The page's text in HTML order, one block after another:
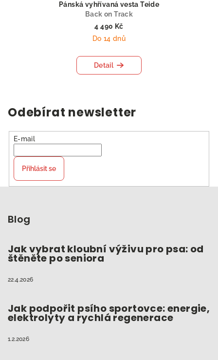
Pánská vyhřívaná vesta Teide
Back on Track
4 490 Kč
Do 14 dnů
Detail
Odebírat newsletter
E-mail
Přihlásit se
Blog
Jak vybrat kloubní výživu pro psa: od
štěněte po seniora
22.4.2026
Jak podpořit psího sportovce: energie,
elektrolyty a rychlá regenerace
1.2.2026